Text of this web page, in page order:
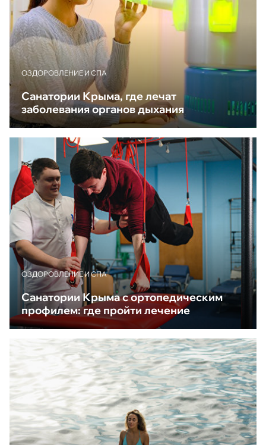
ОЗДОРОВЛЕНИЕ И СПА
Санатории Крыма, где лечат
заболевания органов дыхания
ОЗДОРОВЛЕНИЕ И СПА
Санатории Крыма с ортопедическим
профилем: где пройти лечение